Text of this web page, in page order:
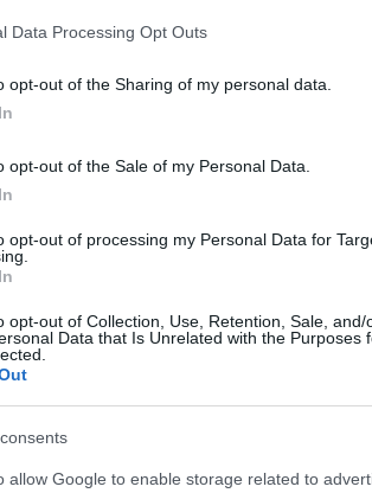
Data Processing Opt Outs
opt-out of the Sharing of my personal data.
opt-out of the Sale of my Personal Data.
opt-out of processing my Personal Data for
opt-out of Collection, Use, Retention, Sale, and/
Data that Is Unrelated with the Purposes
allow Google to enable storage related to